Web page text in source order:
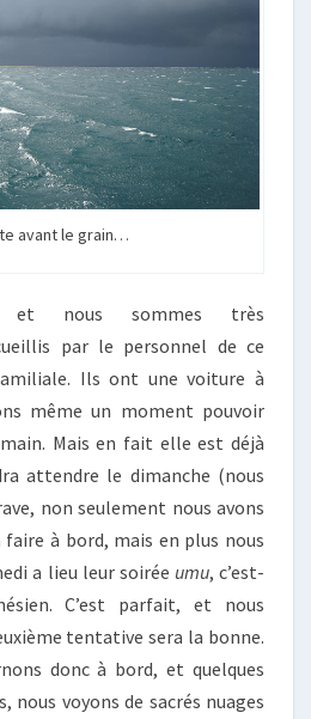
avant le grain…
et nous sommes très
par le personnel de ce
Ils ont une voiture à
même un moment pouvoir
Mais en fait elle est déjà
attendre le dimanche (nous
non seulement nous avons
faire à bord, mais en plus nous
a lieu leur soirée umu, c’est-
C’est parfait, et nous
tentative sera la bonne.
donc à bord, et quelques
nous voyons de sacrés nuages